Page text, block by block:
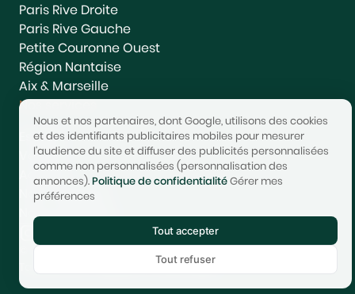
Paris Rive Droite
Paris Rive Gauche
Petite Couronne Ouest
Région Nantaise
Aix & Marseille
Nos services
Estimer
Vendre
Acheter
Nous rejoindre
Nous contacter
© 2017-2025 STONEO | Tech & Website powered byAvest
Tarifs
Confidentialité
Nous et nos partenaires, dont Google, utilisons des cookies
et des identifiants publicitaires mobiles pour mesurer
l'audience du site et diffuser des publicités personnalisées
comme non personnalisées (personnalisation des
annonces).Politique de confidentialitéGérer mes
préférences
Tout accepter
Tout refuser